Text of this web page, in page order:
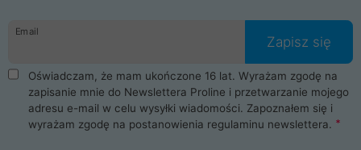
Email
Zapisz się
Oświadczam, że mam ukończone 16 lat. Wyrażam zgodę na
zapisanie mnie do Newslettera Proline i przetwarzanie mojego
adresu e-mail w celu wysyłki wiadomości. Zapoznałem się i
wyrażam zgodę na postanowienia regulaminu newslettera.